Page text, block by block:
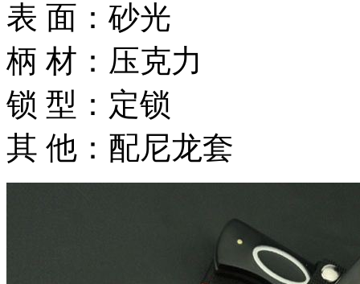
表 面：砂光
柄 材：压克力
锁 型：定锁
其 他：配尼龙套